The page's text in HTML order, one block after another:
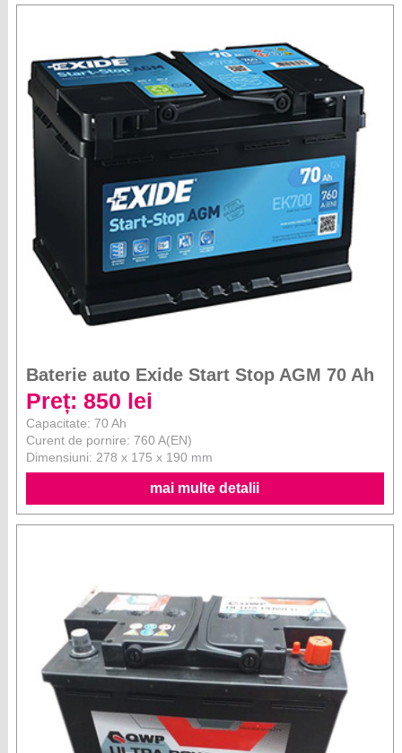
Baterie auto Exide Start Stop AGM 70 Ah
Preț: 850 lei
Capacitate: 70 Ah
Curent de pornire: 760 A(EN)
Dimensiuni: 278 x 175 x 190 mm
mai multe detalii